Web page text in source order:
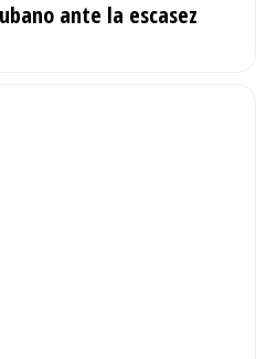
ante la escasez